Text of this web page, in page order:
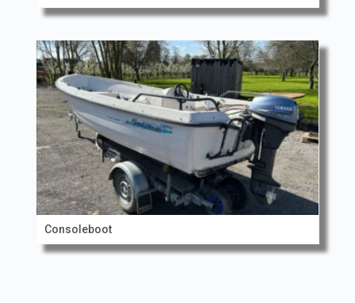
Consoleboot